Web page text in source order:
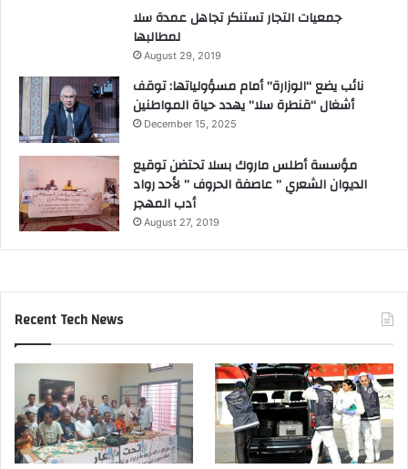
جمعيات التجار تستنكر تجاهل عمدة سلا
لمطالبها
August 29, 2019
نائب يضع “الوزارة” أمام مسؤولياتها: توقف
أشغال “قنطرة سلا” يهدد حياة المواطنين
December 15, 2025
مؤسسة أطلس ماروك بسلا تحتضن توقيع
الديوان الشعري ” عاصفة الحروف ” لأحد رواد
أدب المهجر
August 27, 2019
Recent Tech News